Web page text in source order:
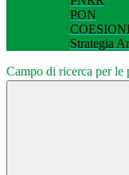
PON
Strategia
Campo di ricerca per le